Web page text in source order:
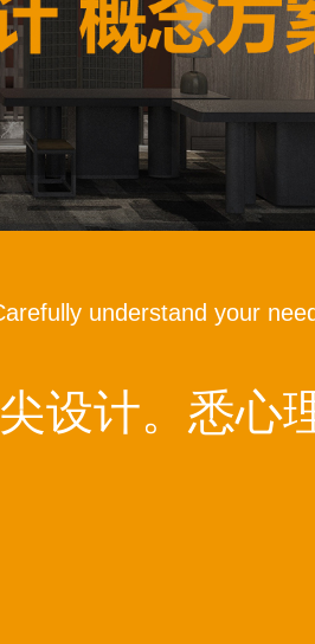
understand your
设计。悉心